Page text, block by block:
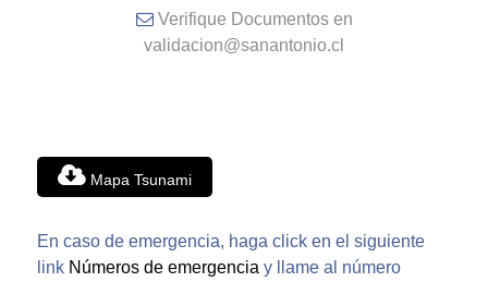
Verifique Documentos en
validacion@sanantonio.cl
Mapa Tsunami
En caso de emergencia, haga click en el siguiente
link Números de emergencia y llame al número